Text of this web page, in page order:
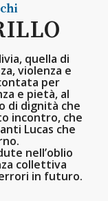
quella di
violenza e
per
e pietà, al
di dignità che
incontro, che
Lucas che
nell’oblio
collettiva
in futuro.